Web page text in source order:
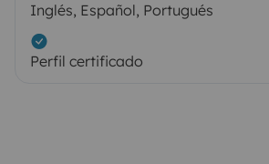
Inglés, Español, Portugués
Perfil certificado